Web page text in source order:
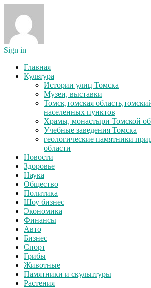
Sign in
Главная
Культура
Истории улиц Томска
Музеи, выставки
Томск,томская
населенных пунктов
Храмы, монастыри Томской
Учебные заведения Томска
геологические памятники
области
Новости
Здоровье
Наука
Общество
Политика
Шоу бизнес
Экономика
Финансы
Авто
Бизнес
Спорт
Грибы
Животные
Памятники и скульптуры
Растения